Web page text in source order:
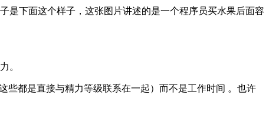
是下面这个样子，这张图片讲述的是一个程序员买水果后面容
。
些都是直接与精力等级联系在一起）而不是工作时间 。也许